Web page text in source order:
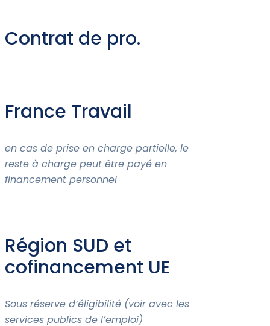
Contrat de pro.
France Travail
en cas de prise en charge partielle, le
reste à charge peut être payé en
financement personnel
Région SUD et
cofinancement UE
Sous réserve d’éligibilité (voir avec les
services publics de l’emploi)